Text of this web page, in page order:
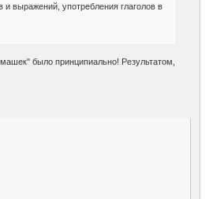
выражений, употребления глаголов в
было принципиально! Результатом,